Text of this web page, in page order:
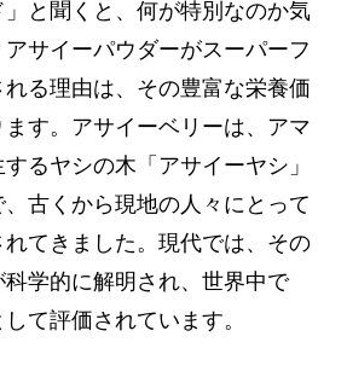
」と聞くと、何が特別なのか気
サイーパウダーがスーパーフ
る理由は、その豊富な栄養価
す。アサイーベリーは、アマ
るヤシの木「アサイーヤシ」
古くから現地の人々にとって
てきました。現代では、その
学的に解明され、世界中で
して評価されています。